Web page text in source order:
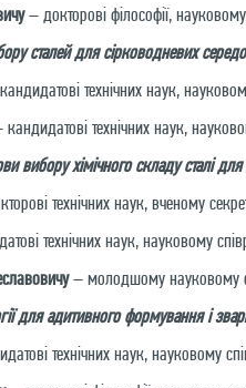
– докторові філософії,
сталей для сірководневих
технічних наук,
технічних наук,
вибору хімічного складу сталі
технічних наук, вченому
технічних наук, науковому
– молодшому науковому
для адитивного формування і
технічних наук, науковому